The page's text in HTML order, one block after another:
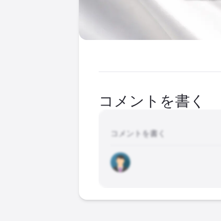
コメントを書く
コメントを書く